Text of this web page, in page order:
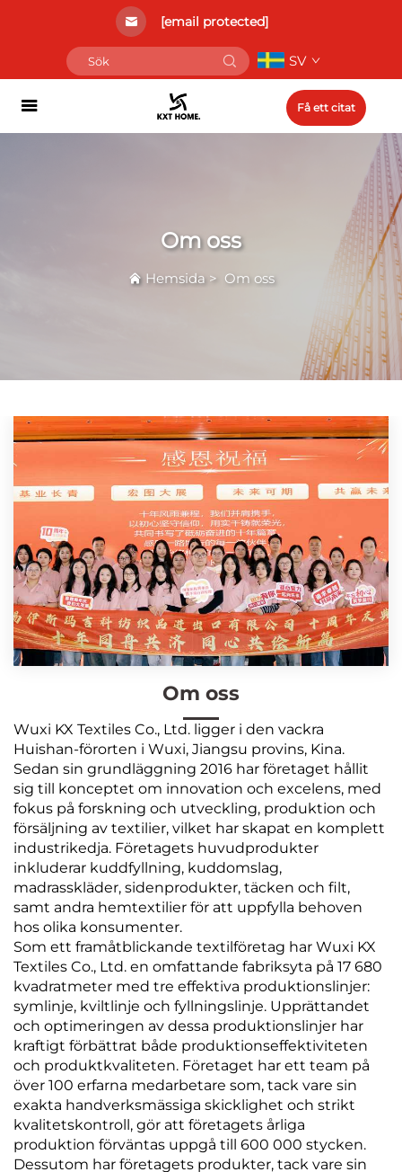
[email protected]
SV
Få ett citat
Om oss
Hemsida> Om oss
Om oss
Wuxi KX Textiles Co., Ltd. ligger i den vackra
Huishan-förorten i Wuxi, Jiangsu provins, Kina.
Sedan sin grundläggning 2016 har företaget hållit
sig till konceptet om innovation och excelens, med
fokus på forskning och utveckling, produktion och
försäljning av textilier, vilket har skapat en komplett
industrikedja. Företagets huvudprodukter
inkluderar kuddfyllning, kuddomslag,
madrasskläder, sidenprodukter, täcken och filt,
samt andra hemtextilier för att uppfylla behoven
hos olika konsumenter.
Som ett framåtblickande textilföretag har Wuxi KX
Textiles Co., Ltd. en omfattande fabriksyta på 17 680
kvadratmeter med tre effektiva produktionslinjer:
symlinje, kviltlinje och fyllningslinje. Upprättandet
och optimeringen av dessa produktionslinjer har
kraftigt förbättrat både produktionseffektiviteten
och produktkvaliteten. Företaget har ett team på
över 100 erfarna medarbetare som, tack vare sin
exakta handverksmässiga skicklighet och strikt
kvalitetskontroll, gör att företagets årliga
produktion förväntas uppgå till 600 000 stycken.
Dessutom har företagets produkter, tack vare sin